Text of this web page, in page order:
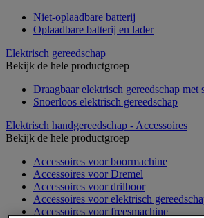
Niet-oplaadbare batterij
Oplaadbare batterij en lader
Elektrisch gereedschap
Bekijk de hele productgroep
Draagbaar elektrisch gereedschap met
Snoerloos elektrisch gereedschap
Elektrisch handgereedschap - Accessoires
Bekijk de hele productgroep
Accessoires voor boormachine
Accessoires voor Dremel
Accessoires voor drilboor
Accessoires voor elektrisch
Accessoires voor freesmachine